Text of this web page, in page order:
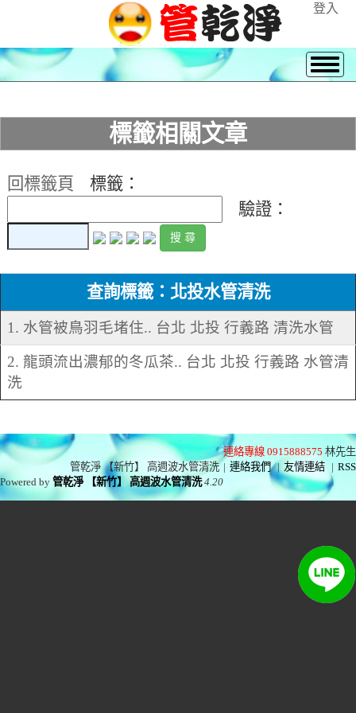
登入
標籤相關文章
回標籤頁
標籤：
驗證：
查詢標籤：北投水管清洗
1. 水管被鳥羽毛堵住.. 台北 北投 行義路 清洗水管
2. 龍頭流出濃郁的冬瓜茶.. 台北 北投 行義路 水管清
洗
連絡專線 0915888575 林先生
管乾淨 【新竹】 高週波水管清洗 | 連絡我們 | 友情連結 | RSS
Powered by管乾淨 【新竹】 高週波水管清洗 4.20